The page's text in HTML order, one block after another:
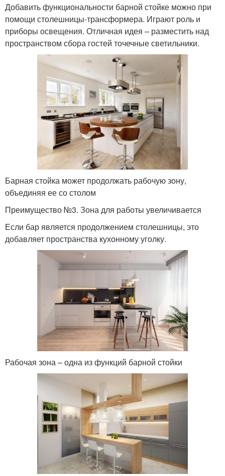
Добавить функциональности барной стойке можно при
помощи столешницы-трансформера. Играют роль и
приборы освещения. Отличная идея – разместить над
пространством сбора гостей точечные светильники.
Барная стойка может продолжать рабочую зону,
объединяя ее со столом
Преимущество №3. Зона для работы увеличивается
Если бар является продолжением столешницы, это
добавляет пространства кухонному уголку.
Рабочая зона – одна из функций барной стойки